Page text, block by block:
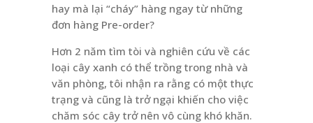
hay mà lại “cháy” hàng ngay từ những
đơn hàng Pre-order?
Hơn 2 năm tìm tòi và nghiên cứu về các
loại cây xanh có thể trồng trong nhà và
văn phòng, tôi nhận ra rằng có một thực
trạng và cũng là trở ngại khiến cho việc
chăm sóc cây trở nên vô cùng khó khăn.